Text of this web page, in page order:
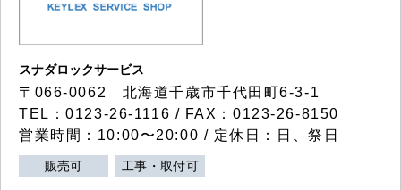
スナダロックサービス
〒066-0062 北海道千歳市千代田町6-3-1
TEL：0123-26-1116 / FAX：0123-26-8150
営業時間：10:00〜20:00 / 定休日：日、祭日
販売可 工事・取付可